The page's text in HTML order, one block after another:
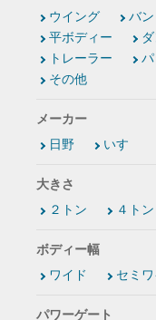
ウイング
バン
平ボディー
トレーラー
その他
メーカー
日野
いすゞ
大きさ
２トン
４トン
ボディー幅
ワイド
セミ
パワーゲート